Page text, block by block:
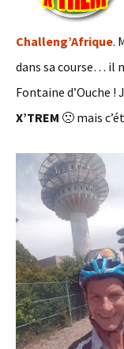
Challeng’Afrique.
dans sa course… il
Fontaine d’Ouche !
X’TREM 🙁 mais